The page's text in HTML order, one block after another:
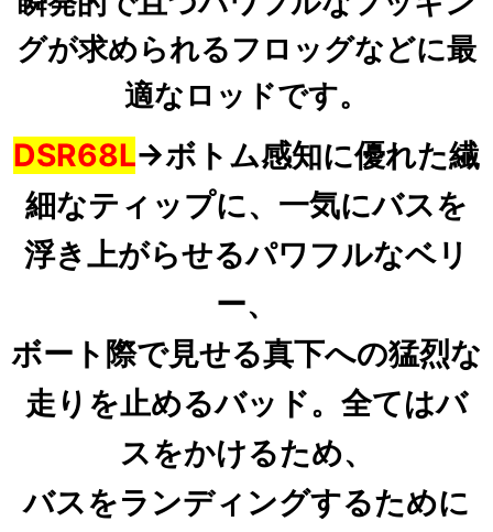
グが求められるフロッグなどに最
適なロッドです。
DSR68L→ボトム感知に優れた繊
細なティップに、一気にバスを
浮き上がらせるパワフルなベリ
ー、
ボート際で見せる真下への猛烈な
走りを止めるバッド。 全てはバ
スをかけるため、
バスをランディングするために